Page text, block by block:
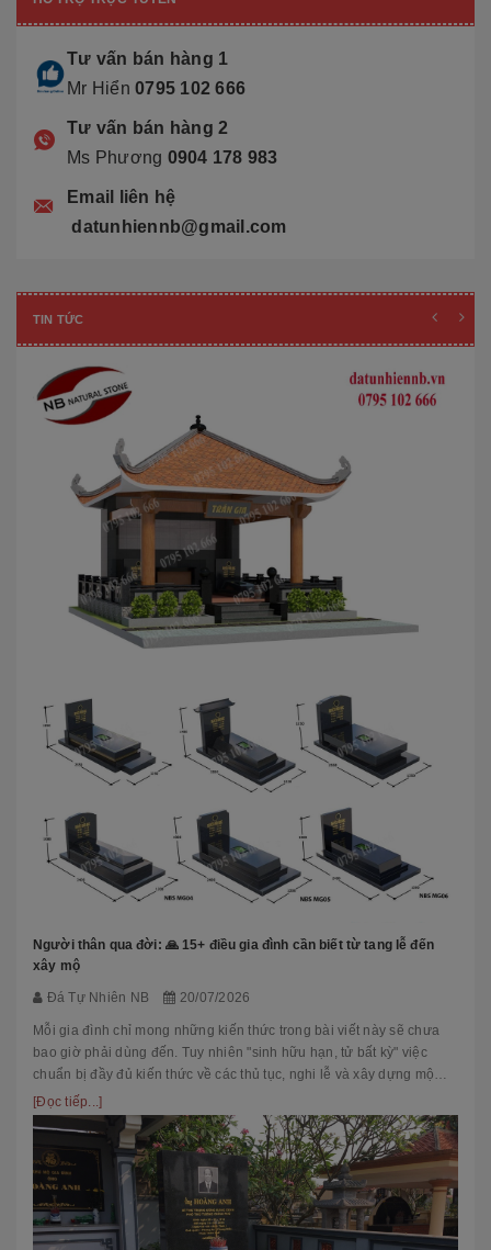
Tư vấn bán hàng 1
Mr Hiển 0795 102 666
Tư vấn bán hàng 2
Ms Phương 0904 178 983
Email liên hệ
datunhiennb@gmail.com
TIN TỨC
Người thân qua đời: 🙏 15+ điều gia đình cần biết từ tang lễ đến
xây mộ
Đá Tự Nhiên NB 20/07/2026
Mỗi gia đình chỉ mong những kiến thức trong bài viết này sẽ chưa
bao giờ phải dùng đến. Tuy nhiên "sinh hữu hạn, tử bất kỳ" việc
chuẩn bị đầy đủ kiến thức về các thủ tục, nghi lễ và xây dựng mộ
phầ...
[Đọc tiếp...]